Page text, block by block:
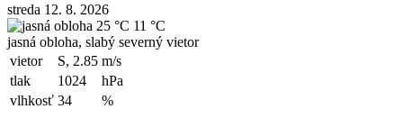
streda 12. 8. 2026
25 °C 11 °C
jasná obloha, slabý severný vietor
vietor
S, 2.85 m/s
tlak
1024
hPa
vlhkosť 34 %